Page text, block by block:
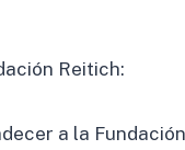
Reitich:
a la